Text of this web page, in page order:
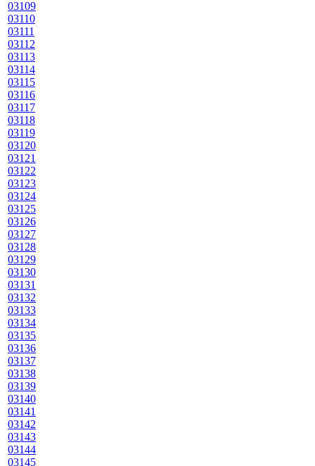
03109
03110
03111
03112
03113
03114
03115
03116
03117
03118
03119
03120
03121
03122
03123
03124
03125
03126
03127
03128
03129
03130
03131
03132
03133
03134
03135
03136
03137
03138
03139
03140
03141
03142
03143
03144
03145